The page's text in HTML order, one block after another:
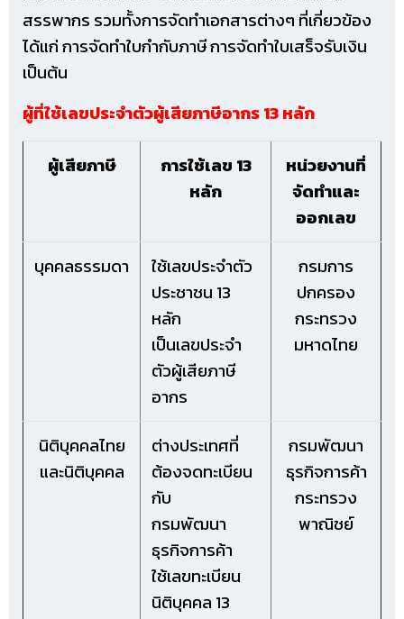
สรรพากร รวมทั้งการจัดทำเอกสารต่างๆ ที่เกี่ยวข้อง
ได้แก่ การจัดทำใบกำกับภาษี การจัดทำใบเสร็จรับเงิน
เป็นต้น
ผู้ที่ใช้เลขประจำตัวผู้เสียภาษีอากร 13 หลัก
ผู้เสียภาษี
การใช้เลข 13
หลัก
หน่วยงานที่
จัดทำและ
ออกเลข
บุคคลธรรมดา
ใช้เลขประจำตัว
ประชาชน 13
หลัก
เป็นเลขประจำ
ตัวผู้เสียภาษี
อากร
กรมการ
ปกครอง
กระทรวง
มหาดไทย
นิติบุคคลไทย
และนิติบุคคล
ต่างประเทศที่
ต้องจดทะเบียน
กับ
กรมพัฒนา
ธุรกิจการค้า
ใช้เลขทะเบียน
นิติบุคคล 13
กรมพัฒนา
ธุรกิจการค้า
กระทรวง
พาณิชย์